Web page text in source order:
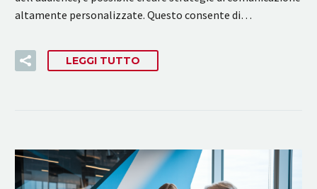
altamente personalizzate. Questo consente di…
LEGGI TUTTO